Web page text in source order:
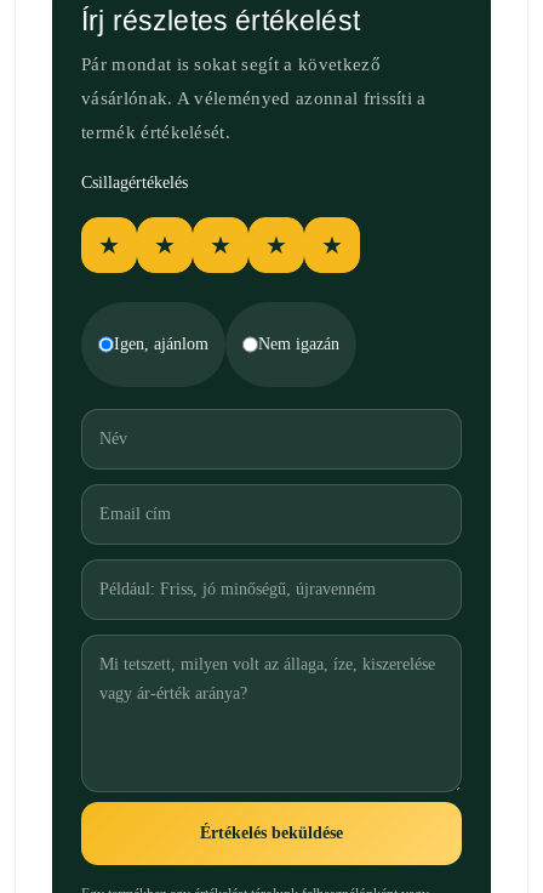
Írj részletes értékelést
Pár mondat is sokat segít a következő
vásárlónak. A véleményed azonnal frissíti a
termék értékelését.
Csillagértékelés
★ ★ ★ ★ ★
Igen, ajánlom Nem igazán
Értékelés beküldése